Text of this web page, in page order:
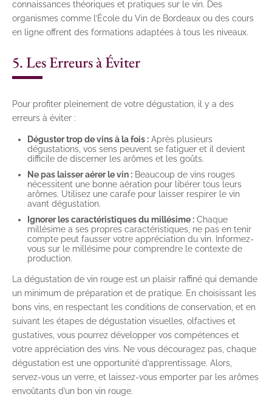
connaissances théoriques et pratiques sur le vin. Des
organismes comme l’École du Vin de Bordeaux ou des cours
en ligne offrent des formations adaptées à tous les niveaux.
5. Les Erreurs à Éviter
Pour profiter pleinement de votre dégustation, il y a des
erreurs à éviter :
Déguster trop de vins à la fois : Après plusieurs
dégustations, vos sens peuvent se fatiguer et il devient
difficile de discerner les arômes et les goûts.
Ne pas laisser aérer le vin : Beaucoup de vins rouges
nécessitent une bonne aération pour libérer tous leurs
arômes. Utilisez une carafe pour laisser respirer le vin
avant dégustation.
Ignorer les caractéristiques du millésime : Chaque
millésime a ses propres caractéristiques, ne pas en tenir
compte peut fausser votre appréciation du vin. Informez-
vous sur le millésime pour comprendre le contexte de
production.
La dégustation de vin rouge est un plaisir raffiné qui demande
un minimum de préparation et de pratique. En choisissant les
bons vins, en respectant les conditions de conservation, et en
suivant les étapes de dégustation visuelles, olfactives et
gustatives, vous pourrez développer vos compétences et
votre appréciation des vins. Ne vous découragez pas, chaque
dégustation est une opportunité d’apprentissage. Alors,
servez-vous un verre, et laissez-vous emporter par les arômes
envoûtants d’un bon vin rouge.